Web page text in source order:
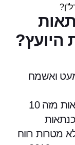
היועץ?
מעט ואשמח
תחילת גילוי נאות, אני יועצת משכנתאות מזה 10
מטרות רווח